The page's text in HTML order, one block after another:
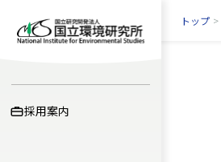
採用案内
トップ >